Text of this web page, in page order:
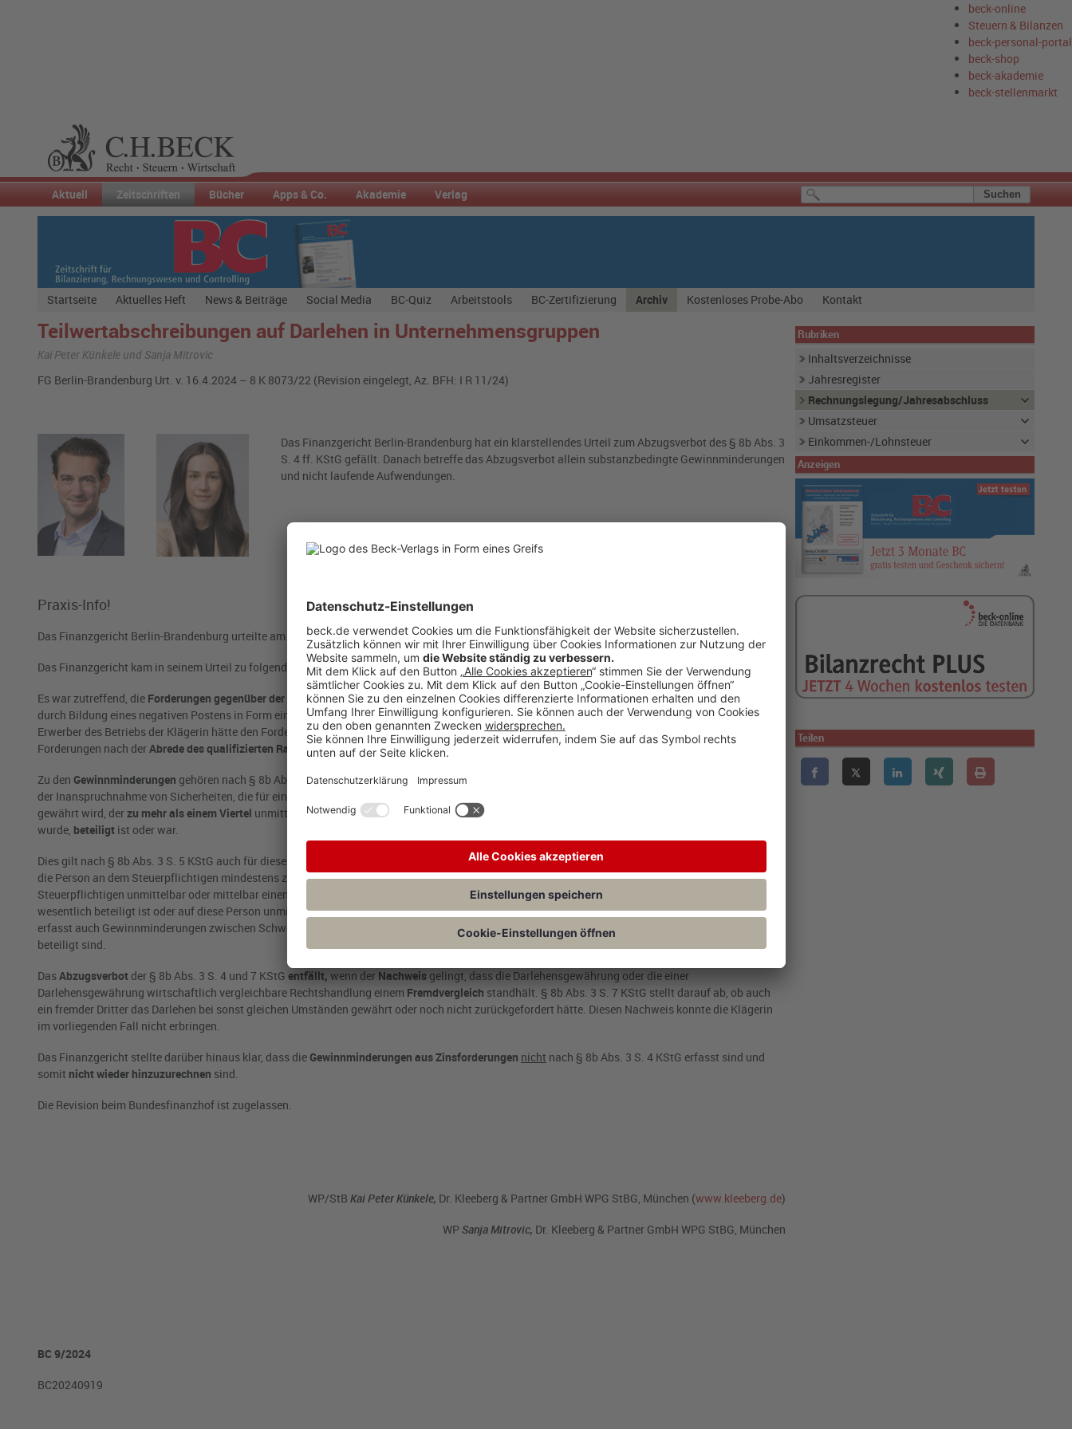
beck-online
Steuern & Bilanzen
beck-personal-portal
beck-shop
beck-akademie
beck-stellenmarkt
Aktuell Zeitschriften Bücher Apps & Co. Akademie Verlag
Startseite Aktuelles Heft News & Beiträge Social Media BC-Quiz Arbeitstools BC-Zertifizierung Archiv Kostenloses Probe-Abo Kontakt
Teilwertabschreibungen auf Darlehen in Unternehmensgruppen
Kai Peter Künkele und Sanja Mitrovic
FG Berlin-Brandenburg Urt. v. 16.4.2024 – 8 K 8073/22 (Revision eingelegt, Az. BFH: I R 11/24)
Das Finanzgericht Berlin-Brandenburg hat ein klarstellendes Urteil zum Abzugsverbot des § 8b Abs. 3
S. 4 ff. KStG gefällt. Danach betreffe das Abzugsverbot allein substanzbedingte Gewinnminderungen
und nicht laufende Aufwendungen.
Praxis-Info!
Das Finanzgericht Berlin-Brandenburg urteilte am 16.4.2024 zu einem Darlehen zwischen zwei Schwesterkapitalgesellschaften.
Das Finanzgericht kam in seinem Urteil zu folgenden Begründungen:
Es war zutreffend, die Forderungen gegenüber der Schwestergesellschaftvollständig im Wege einerTeilwertabschreibungzu mindern (im Streitfall
durch Bildung eines negativen Postens in Form einer Einzelwertberichtigung). Dies ist zwischen den Beteiligten auch unstreitig. Ein fremder dritter
Erwerber des Betriebs der Klägerin hätte den Forderungen gegenüber der Schwestergesellschaft keinen Wert oberhalb von 0 € beigemessen, weil die
Forderungen nach derAbrede desqualifizierten Rangrücktrittserst nachrangig nach allen sonstigen Verbindlichkeiten zu bedienen waren.
Zu den Gewinnminderungen gehören nach § 8b Abs. 3 S. 4 KStG auch Gewinnminderungen im Zusammenhang mit einer Darlehensforderung oder aus
der Inanspruchnahme von Sicherheiten, die für ein Darlehen hingegeben wurden, wenn das Darlehen oder die Sicherheit von einem Gesellschafter
gewährt wird, derzu mehr als einem Viertel unmittelbar oder mittelbar am Grund- oder Stammkapital der Körperschaft, der das Darlehen gewährt
wurde, beteiligt ist oder war.
Dies gilt nach § 8b Abs. 3 S. 5 KStG auch für diesem Gesellschafter nahestehende Personen.Dem Steuerpflichtigen ist eine Person nahestehend, wenn
die Person an dem Steuerpflichtigen mindestens zu einem Viertel unmittelbar oder mittelbar beteiligt (wesentlich beteiligt) ist oder auf den
Steuerpflichtigen unmittelbar oder mittelbar einen beherrschenden Einfluss ausüben kann oder umgekehrt der Steuerpflichtige an der Person
wesentlich beteiligt ist oder auf diese Person unmittelbar oder mittelbar einen beherrschenden Einfluss ausüben kann. Der § 8b Abs. 3 S. 5 KStG
erfasst auch Gewinnminderungen zwischen Schwestergesellschaften, wenn an beiden Unternehmen nur natürliche Personen als Gesellschafter
beteiligt sind.
DasAbzugsverbot der § 8b Abs. 3 S. 4 und 7 KStG entfällt, wenn der Nachweis gelingt, dass die Darlehensgewährung oder die einer
Darlehensgewährung wirtschaftlich vergleichbare Rechtshandlung einem Fremdvergleich standhält. § 8b Abs. 3 S. 7 KStG stellt darauf ab, ob auch
ein fremder Dritter das Darlehen bei sonst gleichen Umständen gewährt oder noch nicht zurückgefordert hätte. Diesen Nachweis konnte die Klägerin
im vorliegenden Fall nicht erbringen.
Das Finanzgericht stellte darüber hinaus klar, dass die Gewinnminderungen aus Zinsforderungen nicht nach § 8b Abs. 3 S. 4 KStG erfasst sind und
somit nicht wieder hinzuzurechnen sind.
Die Revision beim Bundesfinanzhof ist zugelassen.
WP/StB Kai Peter Künkele, Dr. Kleeberg & Partner GmbH WPG StBG, München (www.kleeberg.de)
WP Sanja Mitrovic, Dr. Kleeberg & Partner GmbH WPG StBG, München
BC 9/2024
BC20240919
Rubriken
Inhaltsverzeichnisse
Jahresregister
Rechnungslegung/Jahresabschluss
Umsatzsteuer
Einkommen-/Lohnsteuer
Anzeigen
Teilen